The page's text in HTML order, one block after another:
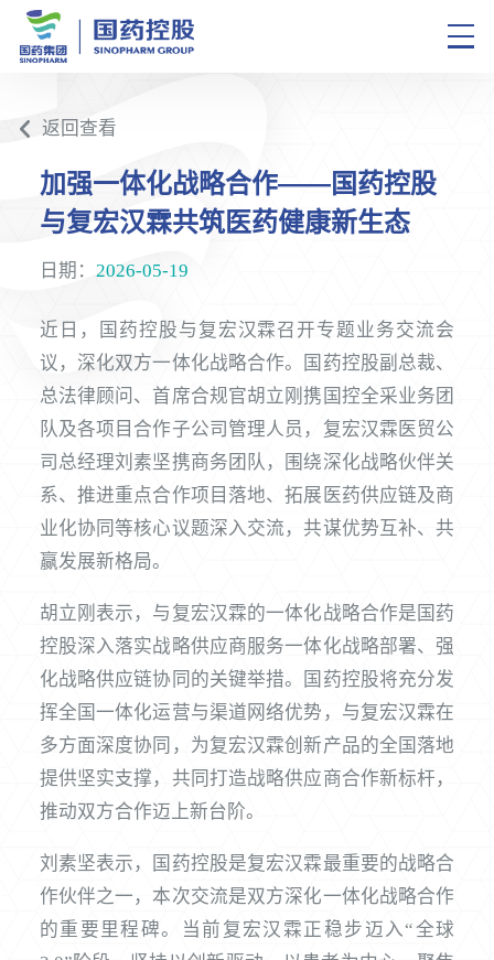
返回查看
加强一体化战略合作——国药控股
与复宏汉霖共筑医药健康新生态
日期： 2026-05-19
近日，国药控股与复宏汉霖召开专题业务交流会
议，深化双方一体化战略合作。国药控股副总裁、
总法律顾问、首席合规官胡立刚携国控全采业务团
队及各项目合作子公司管理人员，复宏汉霖医贸公
司总经理刘素坚携商务团队，围绕深化战略伙伴关
系、推进重点合作项目落地、拓展医药供应链及商
业化协同等核心议题深入交流，共谋优势互补、共
赢发展新格局。
胡立刚表示，与复宏汉霖的一体化战略合作是国药
控股深入落实战略供应商服务一体化战略部署、强
化战略供应链协同的关键举措。国药控股将充分发
挥全国一体化运营与渠道网络优势，与复宏汉霖在
多方面深度协同，为复宏汉霖创新产品的全国落地
提供坚实支撑，共同打造战略供应商合作新标杆，
推动双方合作迈上新台阶。
刘素坚表示，国药控股是复宏汉霖最重要的战略合
作伙伴之一，本次交流是双方深化一体化战略合作
的重要里程碑。当前复宏汉霖正稳步迈入“全球